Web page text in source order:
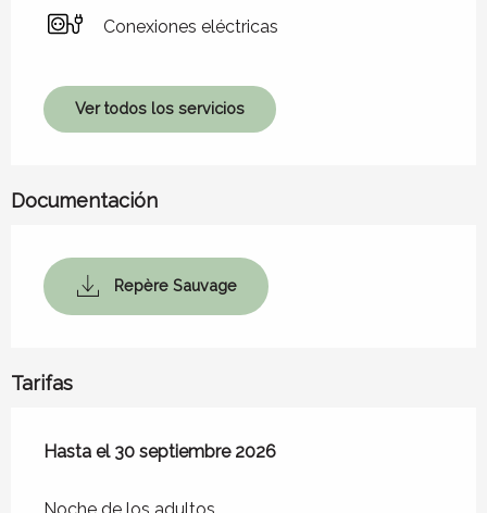
Conexiones eléctricas
Ver todos los servicios
Documentación
Repère Sauvage
Tarifas
Desde 15 marzo 2026hasta30 septiembre 2026
Hasta el30 septiembre 2026
Noche de los adultos